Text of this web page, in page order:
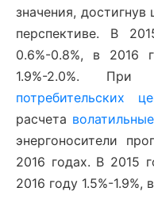
значения,
перспективе. В
0.6%-0.8%, в 2016
1.9%-2.0%.
потребительских
расчета волатильные
энергоносители
2016 годах. В 2015
2016 году 1.5%-1.9%,